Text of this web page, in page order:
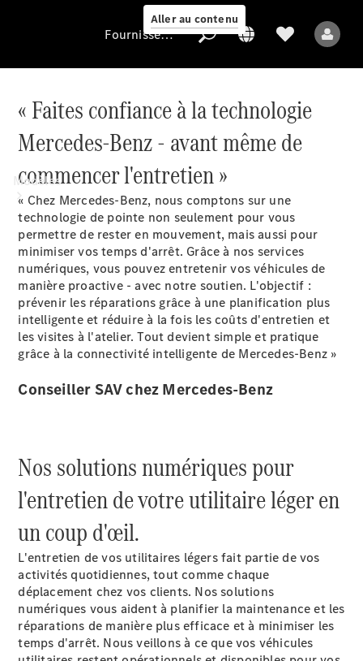
Aller au contenu
Protection des
Modèles
Tous les modèles
Modèles électriques
Sprinter
Sprinter
Sprinter
Fourgon
Sprinter
Tourer
Sprinter
Châssis
Cabine
Fournisseur / Protection des données
« Faites confiance à la technologie
Mercedes-Benz - avant même de
commencer l'entretien »
« Chez Mercedes-Benz, nous comptons sur une
technologie de pointe non seulement pour vous
permettre de rester en mouvement, mais aussi pour
minimiser vos temps d'arrêt. Grâce à nos services
numériques, vous pouvez entretenir vos véhicules de
manière proactive - avec notre soutien. L'objectif :
prévenir les réparations grâce à une planification plus
intelligente et réduire à la fois les coûts d'entretien et
les visites à l'atelier. Tout devient simple et pratique
grâce à la connectivité intelligente de Mercedes-Benz »
Conseiller SAV chez Mercedes-Benz
Nos solutions numériques pour
l'entretien de votre utilitaire léger en
un coup d'œil.
L'entretien de vos utilitaires légers fait partie de vos
activités quotidiennes, tout comme chaque
déplacement chez vos clients. Nos solutions
numériques vous aident à planifier la maintenance et les
réparations de manière plus efficace et à minimiser les
temps d'arrêt. Nous veillons à ce que vos véhicules